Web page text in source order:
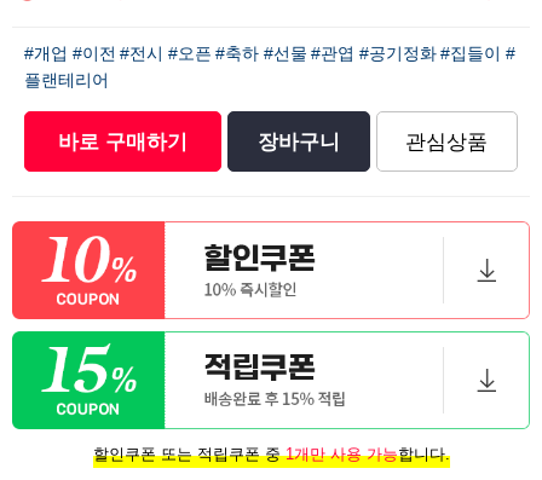
#개업 #이전 #전시 #오픈 #축하 #선물 #관엽 #공기정화 #집들이 #
플랜테리어
바로 구매하기 장바구니 관심상품
할인쿠폰 또는 적립쿠폰 중1개만 사용 가능합니다.